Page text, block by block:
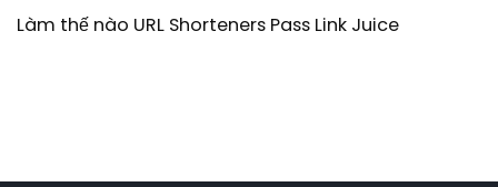
Làm thế nào URL Shorteners Pass Link Juice